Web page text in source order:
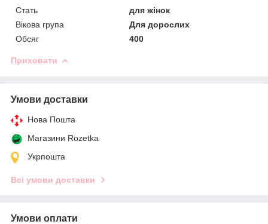
Стать
для жінок
Вікова група
Для дорослих
Обсяг
400
Приховати
Умови доставки
Нова Пошта
Магазини Rozetka
Укрпошта
Всі умови доставки
Умови оплати